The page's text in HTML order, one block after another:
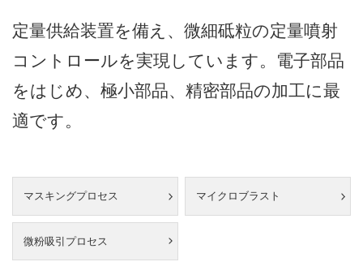
定量供給装置を備え、微細砥粒の定量噴射
コントロールを実現しています。電子部品
をはじめ、極小部品、精密部品の加工に最
適です。
マスキングプロセス マイクロブラスト
微粉吸引プロセス